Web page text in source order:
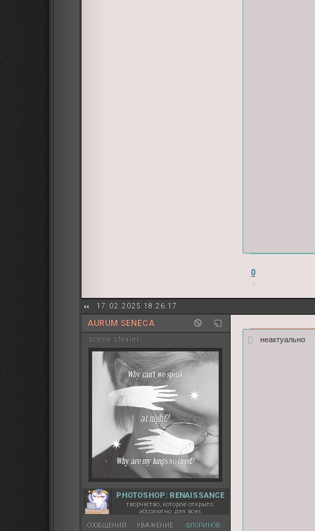
0
17.02.2025 18:26:17
AURUM SENECA
sсene stealer
PHOTOSHOP: RENAISSANCE
творчество, которое открыто
абсолютно для всех
СООБЩЕНИЙ:
УВАЖЕНИЕ:
ФЛОРИНОВ:
неактуально